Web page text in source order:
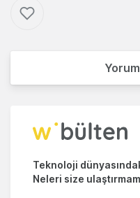
Teknoloji
Neleri size